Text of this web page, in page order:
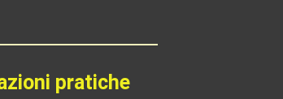
pratiche